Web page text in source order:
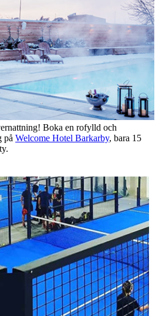
Boka en rofylld och
på Welcome Hotel Barkarby, bara 15